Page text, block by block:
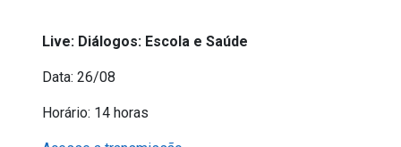
Live: Diálogos: Escola e Saúde
Data: 26/08
Horário: 14 horas